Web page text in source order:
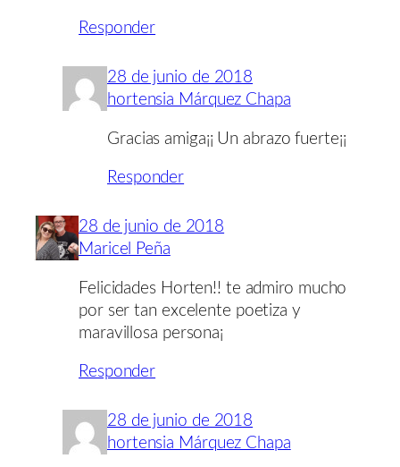
Responder
28 de junio de 2018
hortensia Márquez Chapa
Gracias amiga¡¡ Un abrazo fuerte¡¡
Responder
28 de junio de 2018
Maricel Peña
Felicidades Horten!! te admiro mucho
por ser tan excelente poetiza y
maravillosa persona¡
Responder
28 de junio de 2018
hortensia Márquez Chapa